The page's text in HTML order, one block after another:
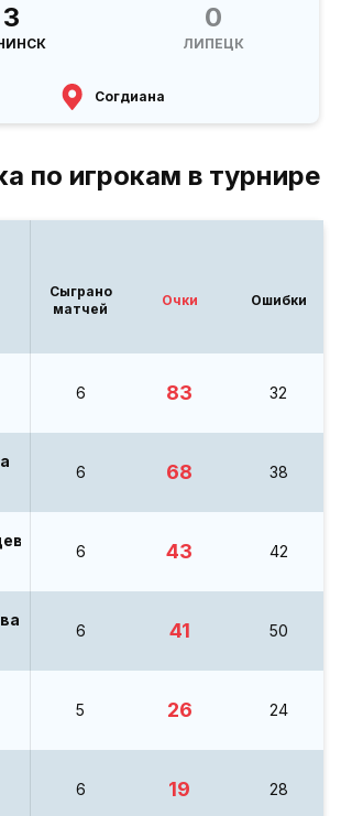
3
0
ЛИПЕЦК
Согдиана
по игрокам в турнире
Сыграно
матчей
Очки Ошибки
6 83 32
6 68 38
6 43 42
6 41 50
5 26 24
6 19 28